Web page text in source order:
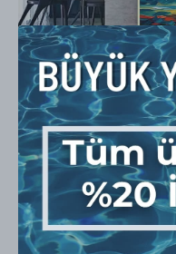
Renkli Yapraklı Hayat
Tablo
₺ 4,749.00
₺ 3,799.20